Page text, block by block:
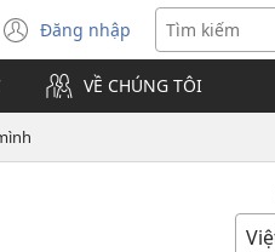
Đăng nhập
(mở
cửa
sổ
mới)
VỀ CHÚNG TÔI